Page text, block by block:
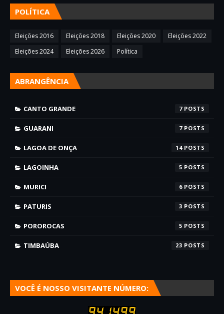
POLÍTICA
Eleições 2016 Eleições 2018 Eleições 2020
Eleições 2022
Eleições 2024
Eleições 2026 Política
ABRANGÊNCIA
CANTO GRANDE 7
GUARANI 7
LAGOA DE ONÇA 14
LAGOINHA 5
MURICI 6
PATURIS 3
POROROCAS 5
TIMBAÚBA 23
VOCÊ É NOSSO VISITANTE NÚMERO: